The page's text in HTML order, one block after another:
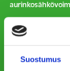
Suostumus
Ne ovat